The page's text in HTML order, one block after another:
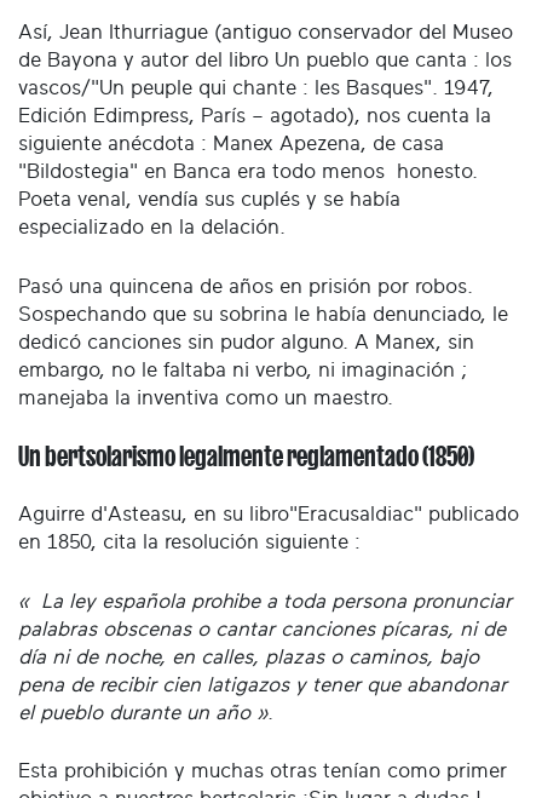
Así, Jean Ithurriague (antiguo conservador del Museo
de Bayona y autor del libro Un pueblo que canta : los
vascos/"Un peuple qui chante : les Basques". 1947,
Edición Edimpress, París – agotado), nos cuenta la
siguiente anécdota : Manex Apezena, de casa
"Bildostegia" en Banca era todo menos honesto.
Poeta venal, vendía sus cuplés y se había
especializado en la delación.
Pasó una quincena de años en prisión por robos.
Sospechando que su sobrina le había denunciado, le
dedicó canciones sin pudor alguno. A Manex, sin
embargo, no le faltaba ni verbo, ni imaginación ;
manejaba la inventiva como un maestro.
Un bertsolarismo legalmente reglamentado (1850)
Aguirre d'Asteasu, en su libro"Eracusaldiac" publicado
en 1850, cita la resolución siguiente :
« La ley española prohibe a toda persona pronunciar
palabras obscenas o cantar canciones pícaras, ni de
día ni de noche, en calles, plazas o caminos, bajo
pena de recibir cien latigazos y tener que abandonar
el pueblo durante un año ».
Esta prohibición y muchas otras tenían como primer